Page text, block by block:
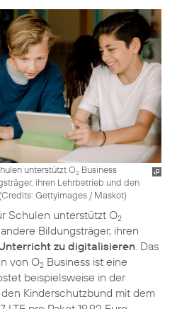
unterstützt O2 Business
ihren Lehrbetrieb und den
Credits: Gettyimages / Maskot)
Schulen unterstützt O2
Bildungsträger, ihren
zu digitalisieren . Das
von O2 Business ist eine
beispielsweise in der
Kinderschutzbund mit dem